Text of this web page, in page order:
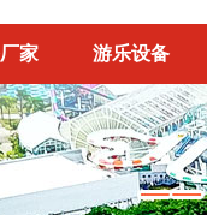
家 游乐设备